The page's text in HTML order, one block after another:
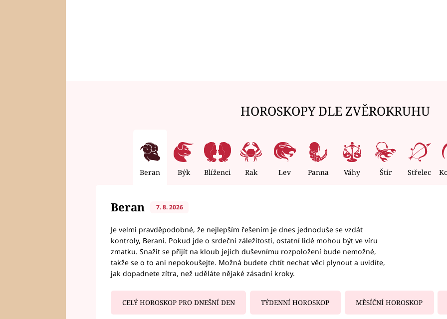
HOROSKOPY DLE ZVĚROKRUHU
Beran Býk Blíženci Rak Lev Panna Váhy Štír Střelec
Beran 7. 8. 2026
Je velmi pravděpodobné, že nejlepším řešením je dnes jednoduše se vzdát
kontroly, Berani. Pokud jde o srdeční záležitosti, ostatní lidé mohou být ve víru
zmatku. Snažit se přijít na kloub jejich duševnímu rozpoložení bude nemožné,
takže se o to ani nepokoušejte. Možná budete chtít nechat věci plynout a uvidíte,
jak dopadnete zítra, než uděláte nějaké zásadní kroky.
CELÝ HOROSKOP PRO DNEŠNÍ DEN TÝDENNÍ HOROSKOP MĚSÍČNÍ HOROSKOP